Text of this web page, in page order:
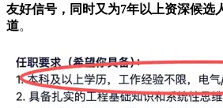
友好信号，同时又为7年以上资深候选
道。